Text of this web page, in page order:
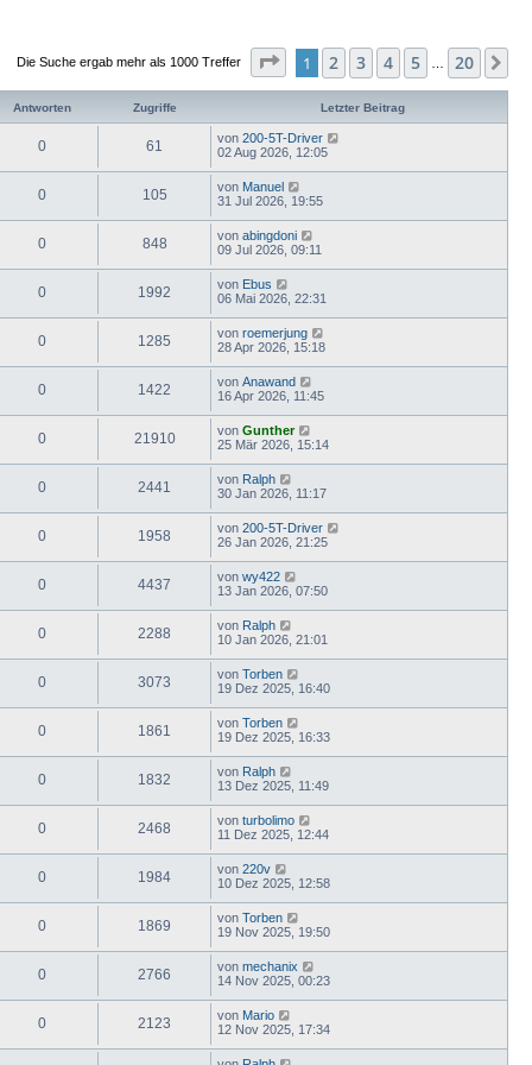
Die Suche ergab mehr als 1000 Treffer Seite 1von 20
1 2 3 4 5 20
Antworten Zugriffe Letzter Beitrag
0 61 von 200-5T-Driver
02 Aug 2026, 12:05
0 105 von Manuel
31 Jul 2026, 19:55
0 848 von abingdoni
09 Jul 2026, 09:11
0 1992 von Ebus
06 Mai 2026, 22:31
0 1285 von roemerjung
28 Apr 2026, 15:18
0 1422 von Anawand
16 Apr 2026, 11:45
0 21910 von Gunther
25 Mär 2026, 15:14
0 2441 von Ralph
30 Jan 2026, 11:17
0 1958 von 200-5T-Driver
26 Jan 2026, 21:25
0 4437 von wy422
13 Jan 2026, 07:50
0 2288 von Ralph
10 Jan 2026, 21:01
0 3073 von Torben
19 Dez 2025, 16:40
0 1861 von Torben
19 Dez 2025, 16:33
0 1832 von Ralph
13 Dez 2025, 11:49
0 2468 von turbolimo
11 Dez 2025, 12:44
0 1984 von 220v
10 Dez 2025, 12:58
0 1869 von Torben
19 Nov 2025, 19:50
0 2766 von mechanix
14 Nov 2025, 00:23
0 2123 von Mario
12 Nov 2025, 17:34